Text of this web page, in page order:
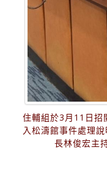
住輔組於3月11日招
入松濤館事件處理
長林俊宏主